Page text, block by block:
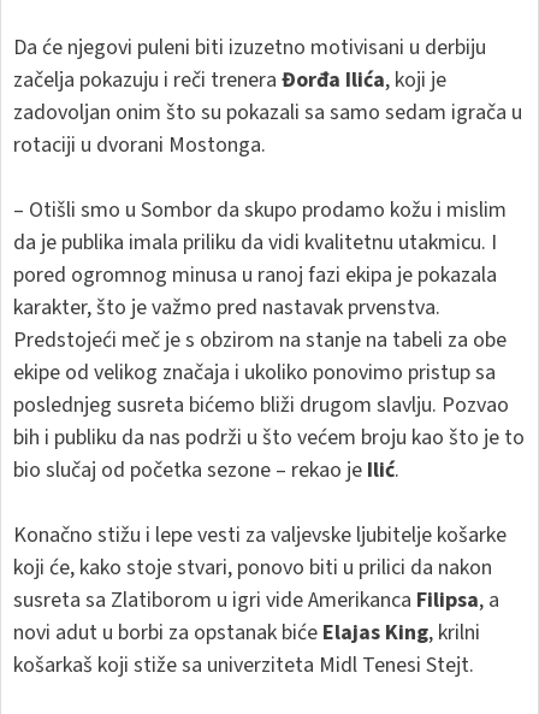
Da će njegovi puleni biti izuzetno motivisani u derbiju
začelja pokazuju i reči trenera Đorđa Ilića, koji je
zadovoljan onim što su pokazali sa samo sedam igrača u
rotaciji u dvorani Mostonga.
– Otišli smo u Sombor da skupo prodamo kožu i mislim
da je publika imala priliku da vidi kvalitetnu utakmicu. I
pored ogromnog minusa u ranoj fazi ekipa je pokazala
karakter, što je važmo pred nastavak prvenstva.
Predstojeći meč je s obzirom na stanje na tabeli za obe
ekipe od velikog značaja i ukoliko ponovimo pristup sa
poslednjeg susreta bićemo bliži drugom slavlju. Pozvao
bih i publiku da nas podrži u što većem broju kao što je to
bio slučaj od početka sezone – rekao je Ilić.
Konačno stižu i lepe vesti za valjevske ljubitelje košarke
koji će, kako stoje stvari, ponovo biti u prilici da nakon
susreta sa Zlatiborom u igri vide Amerikanca Filipsa, a
novi adut u borbi za opstanak biće Elajas King, krilni
košarkaš koji stiže sa univerziteta Midl Tenesi Stejt.